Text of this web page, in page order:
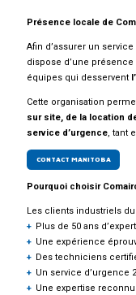
Présence locale de
Afin d’assurer un
dispose d’une présence
équipes qui desservent
Cette organisation
sur site, de la location
service d’urgence, tant
CONTACT MANITOBA
Pourquoi choisir
Les clients industriels
Plus de 50 ans
Une expérience
Des techniciens
Un service d’urgence
Une expertise